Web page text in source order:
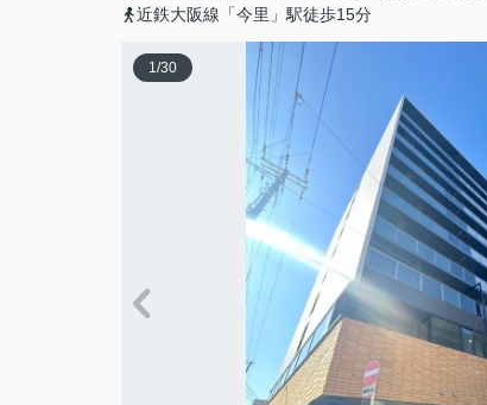
近鉄大阪線「今里」駅徒歩15分
1/30